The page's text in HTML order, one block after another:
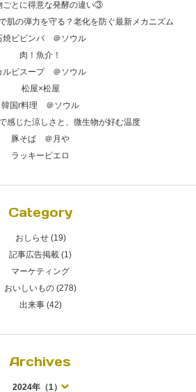
ごとに得意な発酵の違い③
肌の弾力を守る？老化を防ぐ最新メカニズム
焼ビビンバ ＠ソウル
肉！魚介！
ルビスープ ＠ソウル
松屋×松屋
韓国r料理 ＠ソウル
感じた涼しさと、微生物が好む温度
豚そば ＠月や
ラッキーピエロ
Category
おしらせ (19)
記事広告掲載 (1)
マーケティング
おいしいもの (278)
出来事 (42)
Archives
2024年（1）